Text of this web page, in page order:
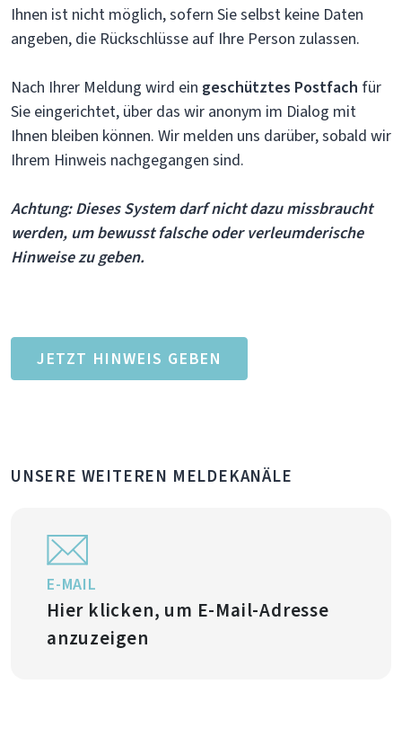
Ihnen ist nicht möglich, sofern Sie selbst keine Daten
angeben, die Rückschlüsse auf Ihre Person zulassen.
Nach Ihrer Meldung wird ein geschütztes Postfach für
Sie eingerichtet, über das wir anonym im Dialog mit
Ihnen bleiben können. Wir melden uns darüber, sobald wir
Ihrem Hinweis nachgegangen sind.
Achtung: Dieses System darf nicht dazu missbraucht
werden, um bewusst falsche oder verleumderische
Hinweise zu geben.
JETZT HINWEIS GEBEN
UNSERE WEITEREN MELDEKANÄLE
E-MAIL
Hier klicken, um E-Mail-Adresse
anzuzeigen